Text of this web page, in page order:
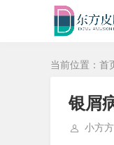
当前位置： 首
银屑
小方方